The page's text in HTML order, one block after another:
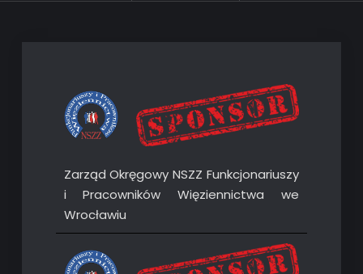
Zarząd Okręgowy NSZZ Funkcjonariuszy
i Pracowników Więziennictwa we
Wrocławiu